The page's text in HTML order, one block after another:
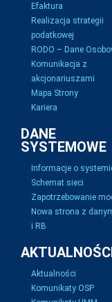
Efaktura
Realizacja strategii
podatkowej
RODO – Dane
Komunikacja z
akcjonariuszami
Mapa Strony
Kariera
DANE
SYSTEMOWE
Informacje o
Schemat sieci
Zapotrzebowanie
Nowa strona z
i RB
Aktualności
Komunikaty OSP